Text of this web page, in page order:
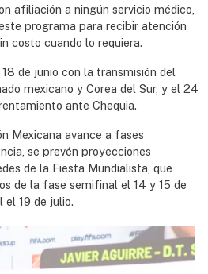
afiliación a ningún servicio médico,
programa para recibir atención
costo cuando lo requiera.
de junio con la transmisión del
mexicano y Corea del Sur, y el 24
ante Chequia.
Mexicana avance a fases
se prevén proyecciones
de la Fiesta Mundialista, que
de la fase semifinal el 14 y 15 de
el 19 de julio.